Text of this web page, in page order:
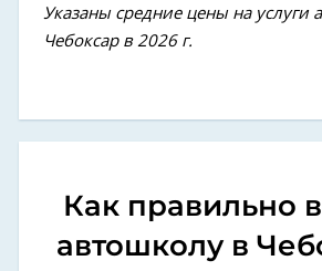
Указаны средние цены на услуги
Чебоксар в 2026 г.
Как правильно
автошколу в